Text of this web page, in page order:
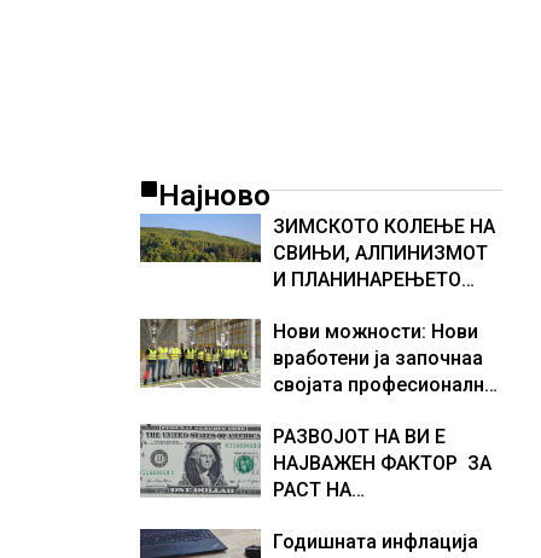
Најново
ЗИМСКОТО КОЛЕЊЕ НА
СВИЊИ, АЛПИНИЗМОТ
И ПЛАНИНАРЕЊЕТО
НА КУЛТУРНО
НАСЛЕДСТВО НА
СЛОВЕНИЈА
Нови можности: Нови
вработени ја започнаа
својата професионална
Логистичкиот центар во
Куманово
РАЗВОЈОТ НА ВИ Е
НАЈВАЖЕН ФАКТОР ЗА
РАСТ НА
ЕКОНОМИЈА
Годишната инфлација